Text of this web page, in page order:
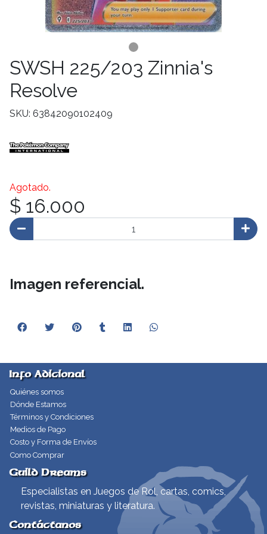
SWSH 225/203 Zinnia's
Resolve
SKU: 63842090102409
Agotado.
$ 16.000
Imagen referencial.
Info Adicional
Quiénes somos
Dónde Estamos
Términos y Condiciones
Medios de Pago
Costo y Forma de Envíos
Como Comprar
Guild Dreams
Especialistas en Juegos de Rol, cartas, comics,
revistas, miniaturas y literatura.
Contáctanos